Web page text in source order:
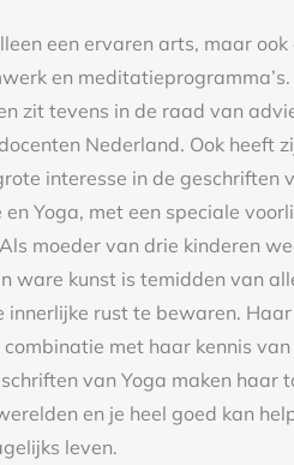
een ervaren arts, maar
en meditatieprogramma’s.
zit tevens in de raad van
Nederland. Ook heeft
interesse in de geschriften
Yoga, met een speciale
moeder van drie kinderen
ware kunst is temidden van
innerlijke rust te bewaren.
met haar kennis van
van Yoga maken haar
en je heel goed kan
leven.